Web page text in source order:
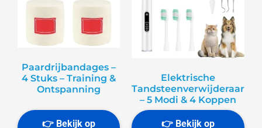
Paardrijbandages –
4 Stuks – Training &
Ontspanning
Elektrische
Tandsteenverwijderaar
– 5 Modi & 4 Koppen